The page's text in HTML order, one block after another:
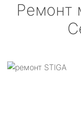
Ремонт